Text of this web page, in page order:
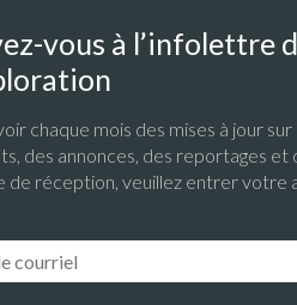
vous à l’infolettre
chaque mois des mises à jour sur
des annonces, des reportages et
de réception, veuillez entrer votre